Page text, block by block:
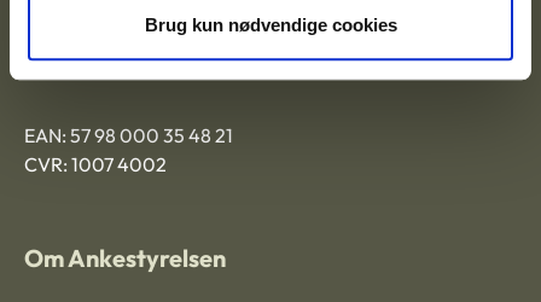
Brug kun nødvendige cookies
Ankestyrelsen København
EAN: 57 98 000 35 48 21
CVR: 1007 4002
Om Ankestyrelsen